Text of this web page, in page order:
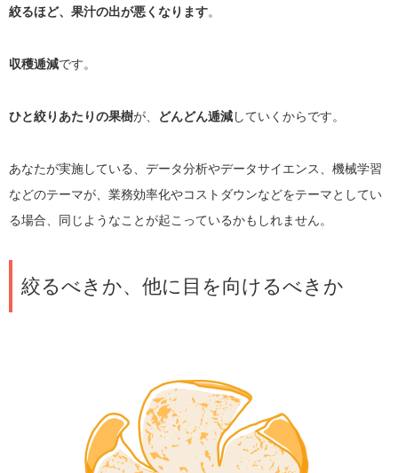
絞るほど、果汁の出が悪くなります。
収穫逓減です。
ひと絞りあたりの果樹が、 どんどん逓減していくからです。
あなたが実施している、データ分析やデータサイエンス、機械学習
などのテーマが、業務効率化やコストダウンなどをテーマとしてい
る場合、同じようなことが起こっているかもしれません。
絞るべきか、他に目を向けるべきか